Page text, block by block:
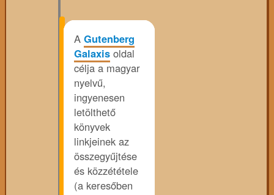
A Gutenberg
Galaxis oldal
célja a magyar
nyelvű,
ingyenesen
letölthető
könyvek
linkjeinek az
összegyűjtése
és közzététele
(a keresőben